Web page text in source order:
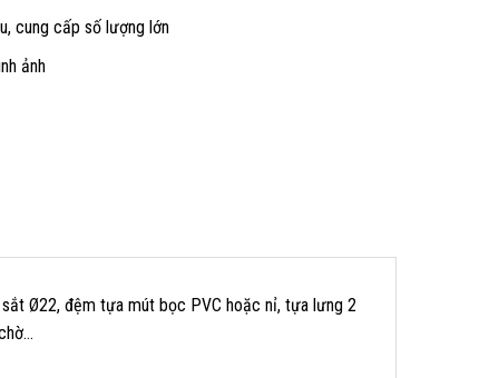
cung cấp số lượng lớn
ảnh
sắt Ø22, đệm tựa mút bọc PVC hoặc nỉ, tựa lưng 2